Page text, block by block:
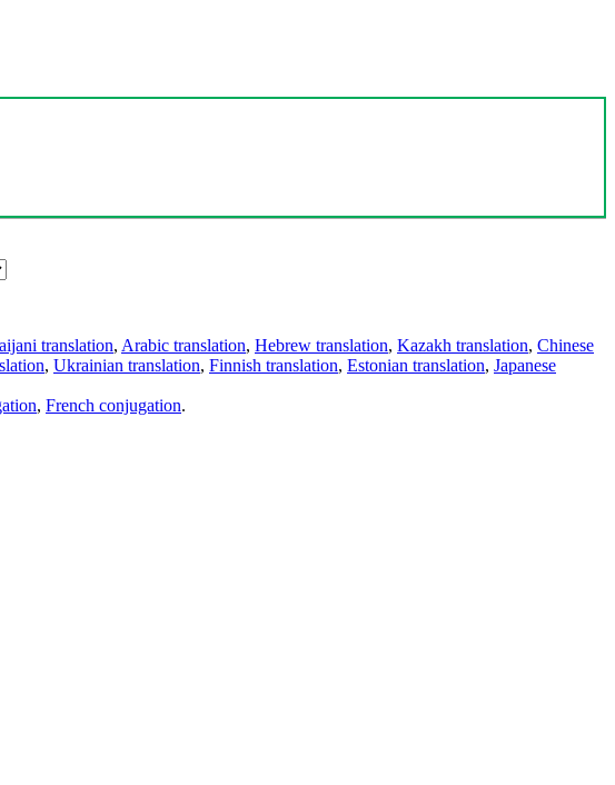
translation, Arabic translation, Hebrew translation, Kazakh translation, Chinese
, Ukrainian translation, Finnish translation, Estonian translation, Japanese
, French conjugation.